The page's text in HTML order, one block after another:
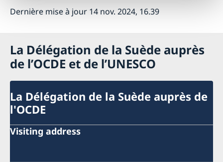
Dernière mise à jour 14 nov. 2024, 16.39
La Délégation de la Suède auprès
de l’OCDE et de l’UNESCO
La Délégation de la Suède auprès de
l'OCDE
Visiting address